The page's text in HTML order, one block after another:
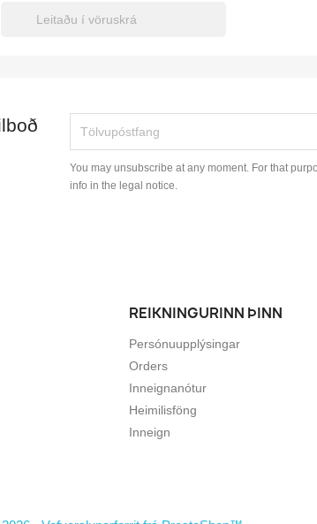
You may unsubscribe at any moment. For that
info in the legal notice.
REIKNINGURINN ÞINN
Persónuupplýsingar
Orders
Inneignanótur
Heimilisföng
Inneign